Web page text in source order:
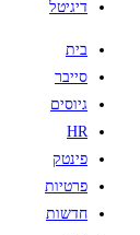
דיגיטל
בית
סייבר
גיוסים
HR
פינטק
פרטיות
חדשות